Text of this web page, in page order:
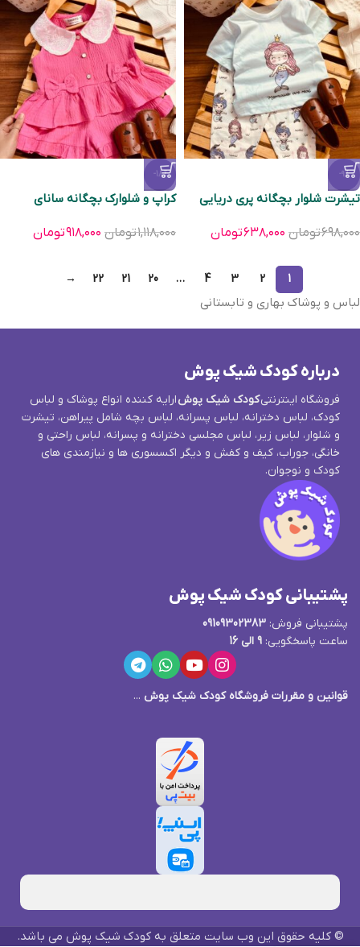
-9%
تیشرت شلوار بچگانه پری دریایی
۶۹۸,۰۰۰تومان ۶۳۸,۰۰۰تومان
-18%
کراپ و شلوارک بچگانه سانای
۱,۱۱۸,۰۰۰تومان ۹۱۸,۰۰۰تومان
1
2
3
4
…
20
21
22
→
لباس و پوشاک بهاری و تابستانی
درباره کودک شیک پوش
فروشگاه اینترنتیکودک شیک پوشارایه کننده انواع پوشاک و لباس
کودک، لباس دخترانه، لباس پسرانه، لباس بچه شامل پیراهن، تیشرت
و شلوار، لباس زیر، لباس مجلسی دخترانه و پسرانه، لباس راحتی و
خانگی، جوراب، کیف و کفش و دیگر اکسسوری ها و نیازمندی های
کودک و نوجوان.
پشتیبانی کودک شیک پوش
پشتیبانی فروش: 09109302383
ساعت پاسخگویی: 9 الی 16
قوانین و مقررات فروشگاه کودک شیک پوش ...
© کلیه حقوق این وب سایت متعلق به کودک شیک پوش می باشد.